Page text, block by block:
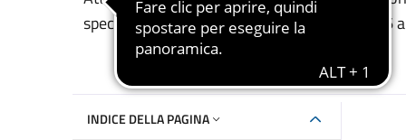
specialistica, la progettazione pedagogica 0-6
INDICE DELLA PAGINA